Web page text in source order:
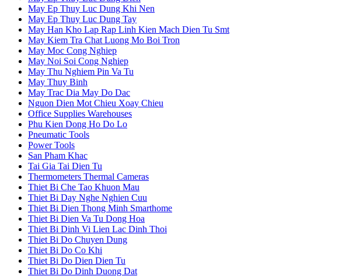
May Ep Thuy Luc Dung Khi Nen
May Ep Thuy Luc Dung Tay
May Han Kho Lap Rap Linh Kien Mach Dien Tu Smt
May Kiem Tra Chat Luong Mo Boi Tron
May Moc Cong Nghiep
May Noi Soi Cong Nghiep
May Thu Nghiem Pin Va Tu
May Thuy Binh
May Trac Dia May Do Dac
Nguon Dien Mot Chieu Xoay Chieu
Office Supplies Warehouses
Phu Kien Dong Ho Do Lo
Pneumatic Tools
Power Tools
San Pham Khac
Tai Gia Tai Dien Tu
Thermometers Thermal Cameras
Thiet Bi Che Tao Khuon Mau
Thiet Bi Day Nghe Nghien Cuu
Thiet Bi Dien Thong Minh Smarthome
Thiet Bi Dien Va Tu Dong Hoa
Thiet Bi Dinh Vi Lien Lac Dinh Thoi
Thiet Bi Do Chuyen Dung
Thiet Bi Do Co Khi
Thiet Bi Do Dien Dien Tu
Thiet Bi Do Dinh Duong Dat